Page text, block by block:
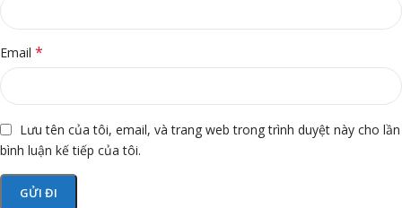
Email *
Lưu tên của tôi, email, và trang web trong trình duyệt này cho lần
bình luận kế tiếp của tôi.